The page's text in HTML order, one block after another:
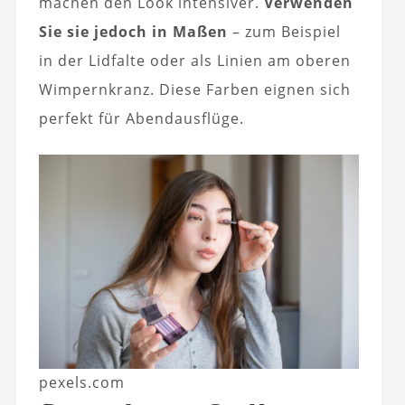
Sie sie jedoch in Maßen – zum Beispiel
in der Lidfalte oder als Linien am oberen
Wimpernkranz. Diese Farben eignen sich
perfekt für Abendausflüge.
pexels.com